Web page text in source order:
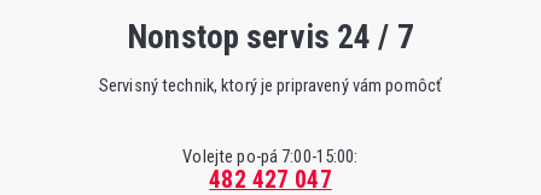
Nonstop servis 24 / 7
Servisný technik, ktorý je pripravený vám pomôcť
Volejte po-pá 7:00-15:00:
482 427 047